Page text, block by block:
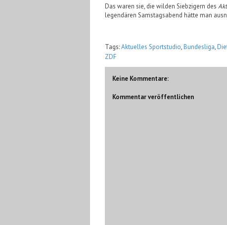
Das waren sie, die wilden Siebzigern des
legendären Samstagsabend hätte man
Tags:Aktuelles Sportstudio,Bundesliga,
ZDF
Keine Kommentare:
Kommentar veröffentlichen